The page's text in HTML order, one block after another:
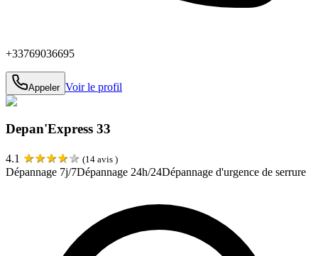
+33769036695
Appeler Voir le profil
Depan'Express 33
4.1 ★★★★★ (14 avis )
Dépannage 7j/7Dépannage 24h/24Dépannage d'urgence de serrure